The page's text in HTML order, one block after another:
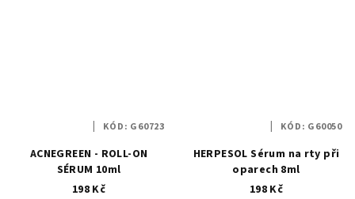
ACNEGREEN - ROLL-ON
SÉRUM 10ml
198 Kč
KÓD: G60723
HERPESOL Sérum na rty při
oparech 8ml
198 Kč
KÓD: G60050